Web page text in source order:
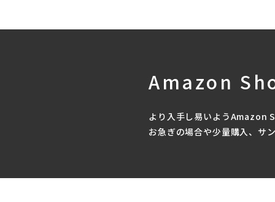
Amazon
より入手し易いようAmazon
お急ぎの場合や少量購入、サ